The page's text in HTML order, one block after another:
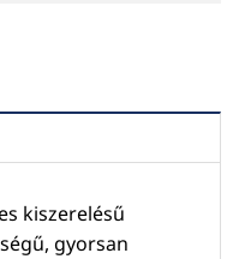
kiszerelésű
gyorsan